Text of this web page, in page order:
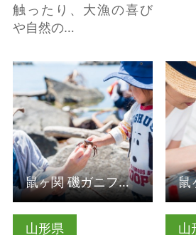
触ったり、大漁の喜び
や自然の…
山形県
詳細はこちら
鼠ヶ関 磯ガニフィッシング（山形県鶴岡市）
山
詳細